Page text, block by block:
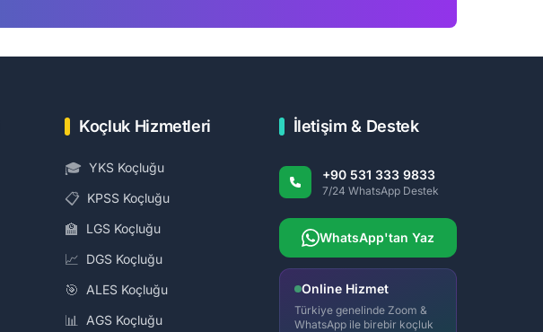
Koçluk Hizmetleri
🎓 YKS Koçluğu
📋 KPSS Koçluğu
🏫 LGS Koçluğu
📈 DGS Koçluğu
🎯 ALES Koçluğu
📊 AGS Koçluğu
İletişim & Destek
+90 531 333 9833
7/24 WhatsApp Destek
WhatsApp'tan Yaz
Online Hizmet
Türkiye genelinde Zoom &
WhatsApp ile birebir koçluk